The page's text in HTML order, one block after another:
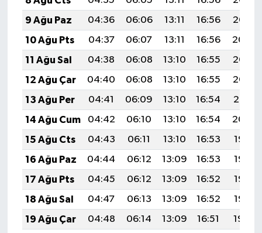
9 Ağu Paz
04:36 06:06 13:11 16:56
20:05
10 Ağu Pts
04:37 06:07 13:11 16:56
20:04
11 Ağu Sal
04:38 06:08 13:10 16:55
20:03
12 Ağu Çar
04:40 06:08 13:10 16:55
20:02
13 Ağu Per
04:41 06:09 13:10 16:54
20:01
14 Ağu Cum
04:42 06:10 13:10 16:54
20:00
15 Ağu Cts
04:43 06:11 13:10 16:53
19:58
16 Ağu Paz
04:44 06:12 13:09 16:53
19:57
17 Ağu Pts
04:45 06:12 13:09 16:52
19:56
18 Ağu Sal
04:47 06:13 13:09 16:52
19:55
19 Ağu Çar
04:48 06:14 13:09 16:51
19:54